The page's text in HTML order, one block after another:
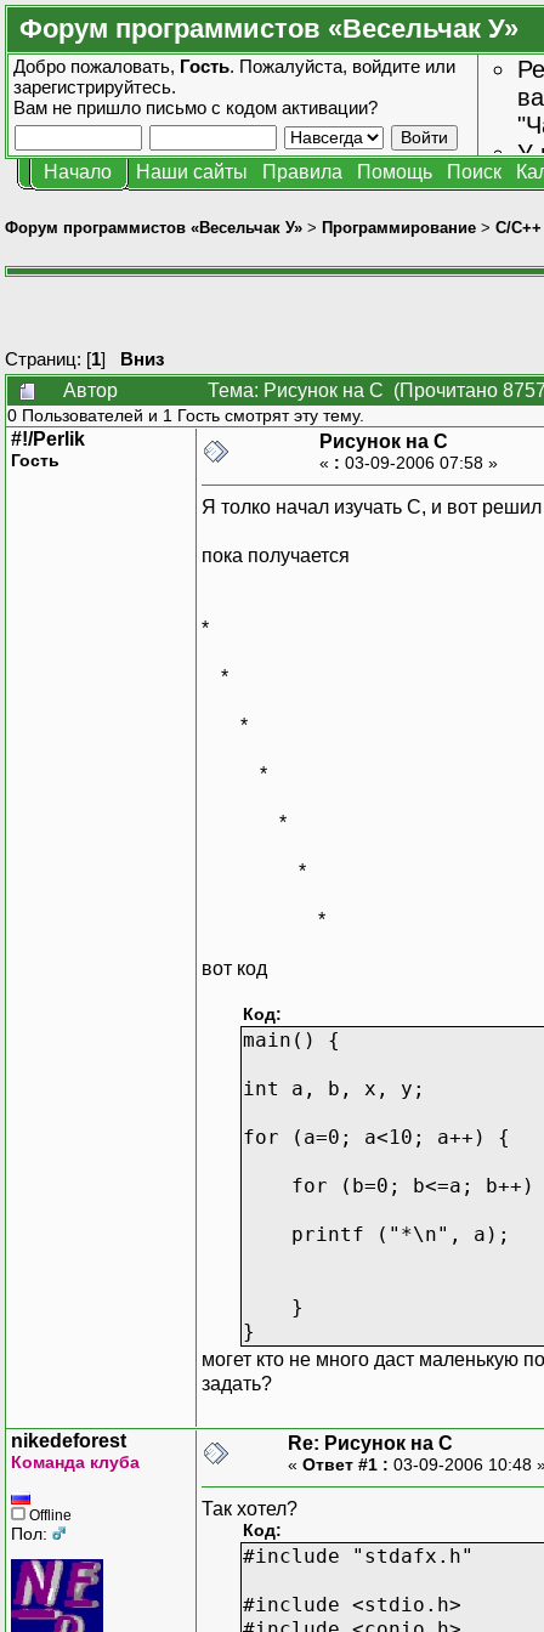
Форум программистов «Весельчак У»
Добро пожаловать, Гость. Пожалуйста, войдите или
зарегистрируйтесь.
Вам не пришло письмо с кодом активации?
У
Начало Наши сайты Правила Помощь Поиск
Форум программистов «Весельчак У» > Программирование > C/C++
Страниц: [1] Вниз
Автор
Тема: Рисунок на С (Прочитано
0 Пользователей и 1 Гость смотрят эту тему.
#!/Perlik
Гость
Рисунок на С
« : 03-09-2006 07:58 »
Я толко начал изучать С, и вот
пока получается
*
*
*
*
*
*
*
вот код
Код:
main() {
int a, b, x, y;
for (a=0; a<10; a++) {
for (b=0; b<=a;
printf ("*\n", a);
}
}
могет кто не много даст маленькую
задать?
nikedeforest
Команда клуба
Offline
Пол:
Re: Рисунок на С
« Ответ #1 : 03-09-2006 10:48
Так хотел?
Код:
#include "stdafx.h"
#include <stdio.h>